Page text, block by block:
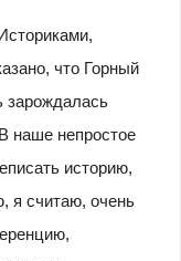
что Горный
зарождалась
наше непростое
историю,
я считаю, очень